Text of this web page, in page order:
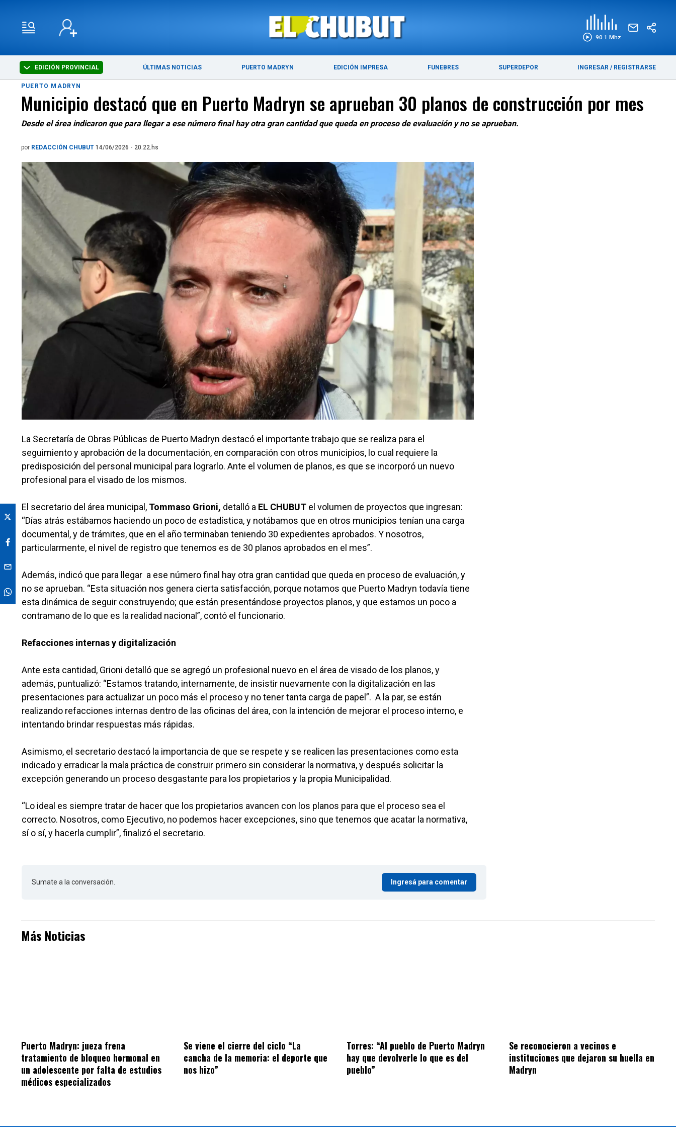
90.1 Mhz
EDICIÓN PROVINCIAL ÚLTIMAS NOTICIAS PUERTO MADRYN EDICIÓN IMPRESA FUNEBRES SUPERDEPOR INGRESAR / REGISTRARSE
ÚLTIMAS NOTICIAS PUERTO MADRYN
PUERTO MADRYN
Municipio destacó que en Puerto Madryn se aprueban 30 planos de construcción por mes
Desde el área indicaron que para llegar a ese número final hay otra gran cantidad que queda en proceso de evaluación y no se aprueban.
por REDACCIÓN CHUBUT 14/06/2026 - 20.22.hs
La Secretaría de Obras Públicas de Puerto Madryn destacó el importante trabajo que se realiza para el
seguimiento y aprobación de la documentación, en comparación con otros municipios, lo cual requiere la
predisposición del personal municipal para lograrlo. Ante el volumen de planos, es que se incorporó un nuevo
profesional para el visado de los mismos.
El secretario del área municipal, Tommaso Grioni, detalló a EL CHUBUT el volumen de proyectos que ingresan:
“Días atrás estábamos haciendo un poco de estadística, y notábamos que en otros municipios tenían una carga
documental, y de trámites, que en el año terminaban teniendo 30 expedientes aprobados. Y nosotros,
particularmente, el nivel de registro que tenemos es de 30 planos aprobados en el mes”.
Además, indicó que para llegar a ese número final hay otra gran cantidad que queda en proceso de evaluación, y
no se aprueban. “Esta situación nos genera cierta satisfacción, porque notamos que Puerto Madryn todavía tiene
esta dinámica de seguir construyendo; que están presentándose proyectos planos, y que estamos un poco a
contramano de lo que es la realidad nacional”, contó el funcionario.
Refacciones internas y digitalización
Ante esta cantidad, Grioni detalló que se agregó un profesional nuevo en el área de visado de los planos, y
además, puntualizó: “Estamos tratando, internamente, de insistir nuevamente con la digitalización en las
presentaciones para actualizar un poco más el proceso y no tener tanta carga de papel”. A la par, se están
realizando refacciones internas dentro de las oficinas del área, con la intención de mejorar el proceso interno, e
intentando brindar respuestas más rápidas.
Asimismo, el secretario destacó la importancia de que se respete y se realicen las presentaciones como esta
indicado y erradicar la mala práctica de construir primero sin considerar la normativa, y después solicitar la
excepción generando un proceso desgastante para los propietarios y la propia Municipalidad.
“Lo ideal es siempre tratar de hacer que los propietarios avancen con los planos para que el proceso sea el
correcto. Nosotros, como Ejecutivo, no podemos hacer excepciones, sino que tenemos que acatar la normativa,
sí o sí, y hacerla cumplir”, finalizó el secretario.
Sumate a la conversación. Ingresá para comentar
Más Noticias
Puerto Madryn: jueza frena
tratamiento de bloqueo hormonal en
un adolescente por falta de estudios
médicos especializados
Se viene el cierre del ciclo “La
cancha de la memoria: el deporte que
nos hizo”
Torres: “Al pueblo de Puerto Madryn
hay que devolverle lo que es del
pueblo”
Se reconocieron a vecinos e
instituciones que dejaron su huella en
Madryn